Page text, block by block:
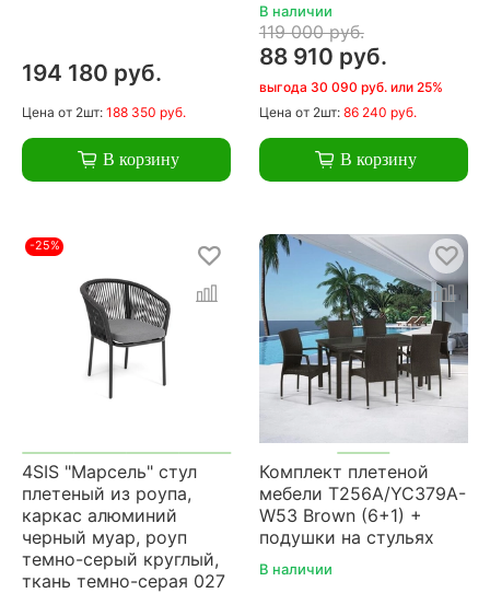
194 180 руб.
Цена от 2шт: 188 350 руб.
В корзину
В наличии
119 000 руб.
88 910 руб.
выгода 30 090 руб. или 25%
Цена от 2шт: 86 240 руб.
В корзину
-25%
4SIS "Марсель" стул
плетеный из роупа,
каркас алюминий
черный муар, роуп
темно-серый круглый,
ткань темно-серая 027
Комплект плетеной
мебели T256A/YC379A-
W53 Brown (6+1) +
подушки на стульях
В наличии